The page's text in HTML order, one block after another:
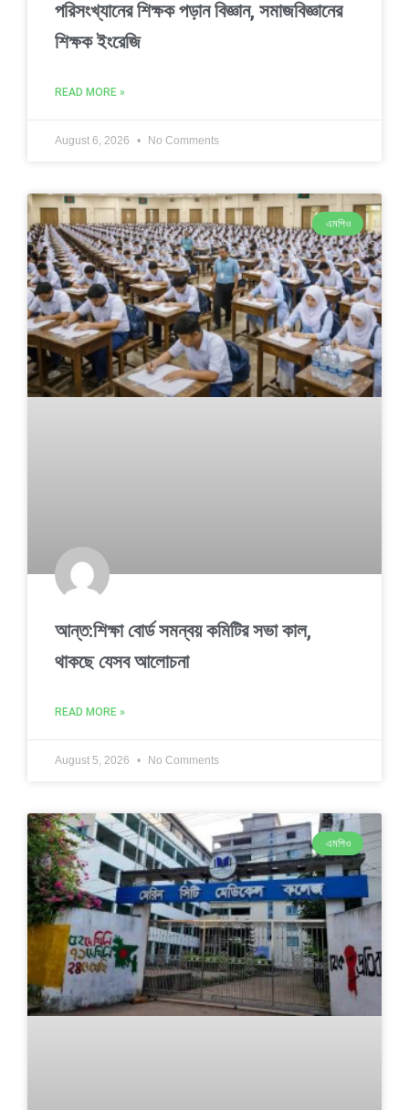
পরিসংখ্যানের শিক্ষক পড়ান বিজ্ঞান, সমাজবিজ্ঞানের
শিক্ষক ইংরেজি
READ MORE »
August 6, 2026 No Comments
এমপিও
আন্ত:শিক্ষা বোর্ড সমন্বয় কমিটির সভা কাল,
থাকছে যেসব আলোচনা
READ MORE »
August 5, 2026 No Comments
এমপিও